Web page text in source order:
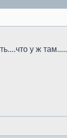
у ж там.....